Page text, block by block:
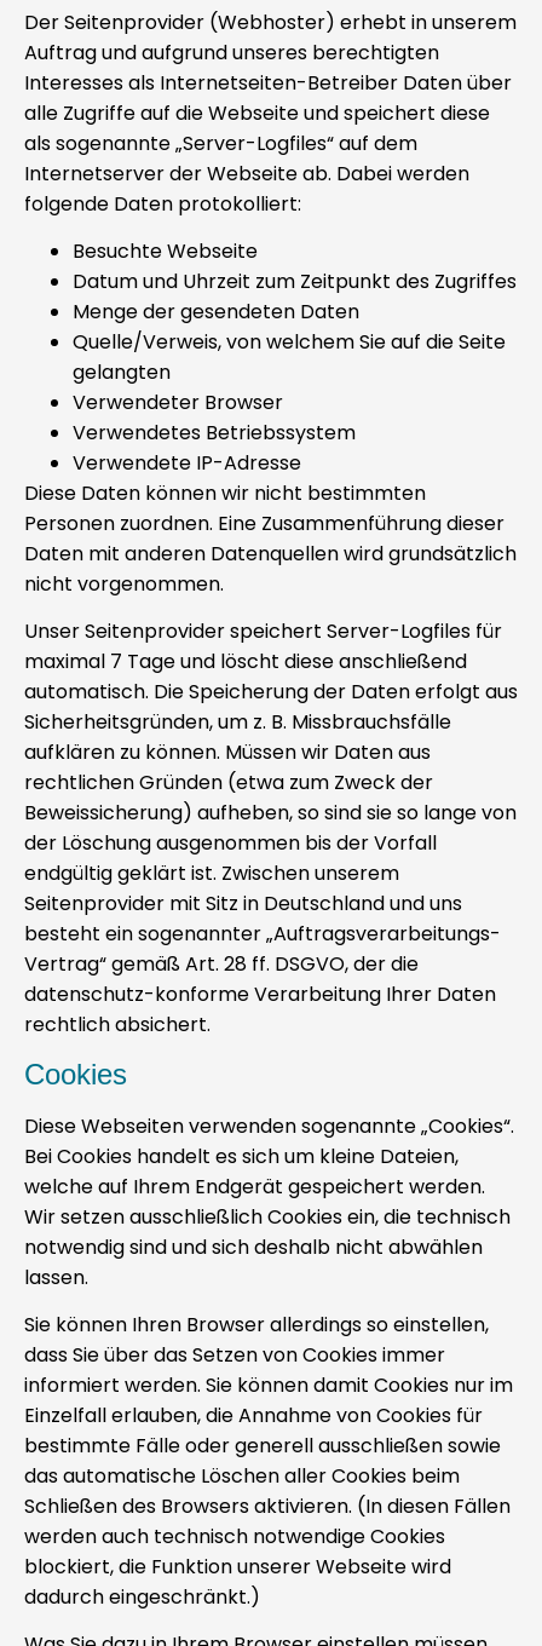
Der Seitenprovider (Webhoster) erhebt in unserem
Auftrag und aufgrund unseres berechtigten
Interesses als Internetseiten-Betreiber Daten über
alle Zugriffe auf die Webseite und speichert diese
als sogenannte „Server-Logfiles“ auf dem
Internetserver der Webseite ab. Dabei werden
folgende Daten protokolliert:
Besuchte Webseite
Datum und Uhrzeit zum Zeitpunkt des Zugriffes
Menge der gesendeten Daten
Quelle/Verweis, von welchem Sie auf die Seite
gelangten
Verwendeter Browser
Verwendetes Betriebssystem
Verwendete IP-Adresse
Diese Daten können wir nicht bestimmten
Personen zuordnen. Eine Zusammenführung dieser
Daten mit anderen Datenquellen wird grundsätzlich
nicht vorgenommen.
Unser Seitenprovider speichert Server-Logfiles für
maximal 7 Tage und löscht diese anschließend
automatisch. Die Speicherung der Daten erfolgt aus
Sicherheitsgründen, um z. B. Missbrauchsfälle
aufklären zu können. Müssen wir Daten aus
rechtlichen Gründen (etwa zum Zweck der
Beweissicherung) aufheben, so sind sie so lange von
der Löschung ausgenommen bis der Vorfall
endgültig geklärt ist. Zwischen unserem
Seitenprovider mit Sitz in Deutschland und uns
besteht ein sogenannter „Auftragsverarbeitungs-
Vertrag“ gemäß Art. 28 ff. DSGVO, der die
datenschutz-konforme Verarbeitung Ihrer Daten
rechtlich absichert.
Cookies
Diese Webseiten verwenden sogenannte „Cookies“.
Bei Cookies handelt es sich um kleine Dateien,
welche auf Ihrem Endgerät gespeichert werden.
Wir setzen ausschließlich Cookies ein, die technisch
notwendig sind und sich deshalb nicht abwählen
lassen.
Sie können Ihren Browser allerdings so einstellen,
dass Sie über das Setzen von Cookies immer
informiert werden. Sie können damit Cookies nur im
Einzelfall erlauben, die Annahme von Cookies für
bestimmte Fälle oder generell ausschließen sowie
das automatische Löschen aller Cookies beim
Schließen des Browsers aktivieren. (In diesen Fällen
werden auch technisch notwendige Cookies
blockiert, die Funktion unserer Webseite wird
dadurch eingeschränkt.)